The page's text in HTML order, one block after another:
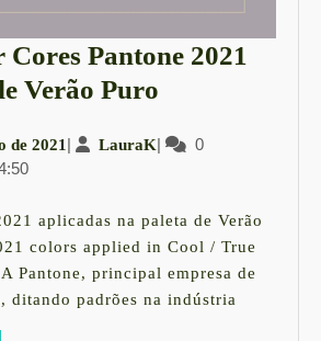
Cores Pantone 2021
Verão Puro
Cores
2021
na
paleta
de 2021 4
de
| LauraKLauraK
|
0
aplicadas na paleta de Verão
colors applied in Cool / True
Pantone, principal empresa de
ditando padrões na indústria